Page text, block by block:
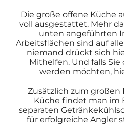
Die große offene Küche
voll ausgestattet. Mehr
unten angeführten
Arbeitsflächen sind auf
niemand drückt sich
Mithelfen. Und falls
werden möchten,
Zusätzlich zum großen
Küche findet man im
separaten
für erfolgreiche Angler